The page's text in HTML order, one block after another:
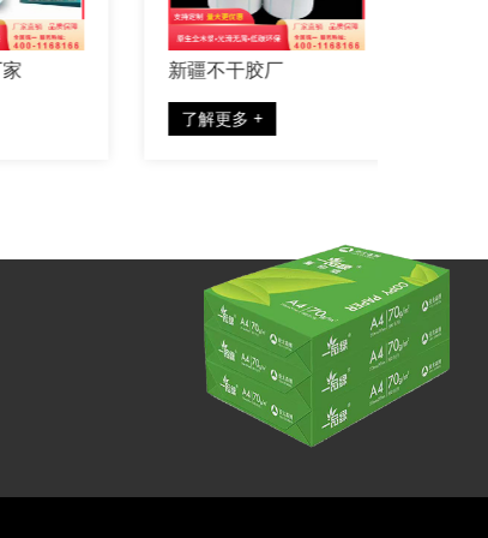
新疆不干胶厂
了解更多 +